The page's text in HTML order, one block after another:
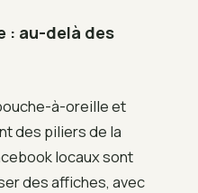
: au-delà des
à-oreille et
des piliers de la
locaux sont
des affiches, avec